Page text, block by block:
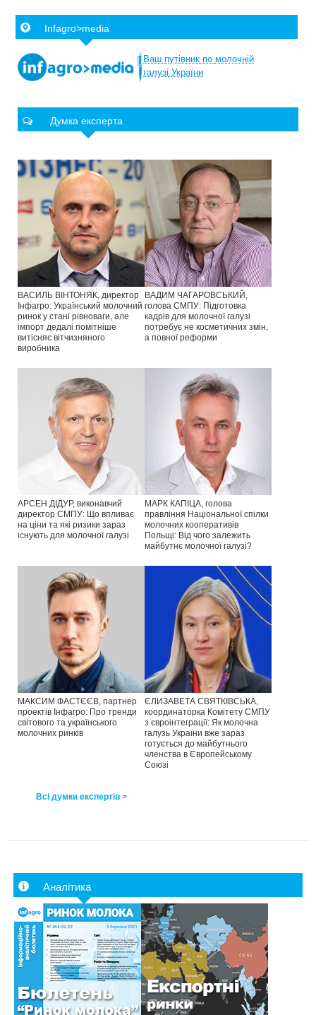
Infagro>media
Ваш путівник по молочній
галузі України
Думка експерта
ВАСИЛЬ ВІНТОНЯК, директор
Інфагро: Український молочний
ринок у стані рівноваги, але
імпорт дедалі помітніше
витісняє вітчизняного
виробника
ВАДИМ ЧАГАРОВСЬКИЙ,
голова СМПУ: Підготовка
кадрів для молочної галузі
потребує не косметичних змін,
а повної реформи
АРСЕН ДІДУР, виконавчий
директор СМПУ: Що впливає
на ціни та які ризики зараз
існують для молочної галузі
МАРК КАПІЦА, голова
правління Національної спілки
молочних кооперативів
Польщі: Від чого залежить
майбутнє молочної галузі?
МАКСИМ ФАСТЄЄВ, партнер
проектів Інфагро: Про тренди
світового та українського
молочних ринків
ЄЛИЗАВЕТА СВЯТКІВСЬКА,
координаторка Комітету СМПУ
з євроінтеграції: Як молочна
галузь України вже зараз
готується до майбутнього
членства в Європейському
Союзі
Всі думки експертів >
Аналітика